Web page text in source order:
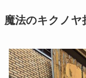
魔法のキクノヤ